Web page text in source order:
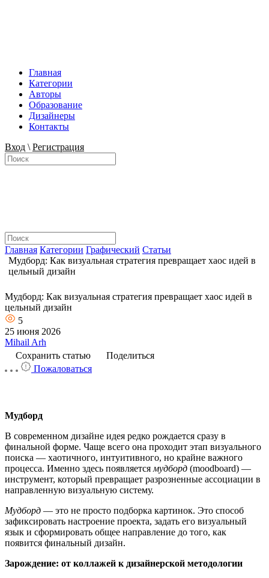
Главная
Категории
Авторы
Образование
Дизайнеры
Контакты
Вход \ Регистрация
Главная Категории Графический Статьи
Мудборд: Как визуальная стратегия превращает хаос идей в
цельный дизайн
Мудборд: Как визуальная стратегия превращает хаос идей в
цельный дизайн
5
25 июня 2026
Mihail Arh
Сохранить статью
Поделиться
Пожаловаться
Мудборд
В современном дизайне идея редко рождается сразу в
финальной форме. Чаще всего она проходит этап визуального
поиска — хаотичного, интуитивного, но крайне важного
процесса. Именно здесь появляется мудборд (moodboard) —
инструмент, который превращает разрозненные ассоциации в
направленную визуальную систему.
Мудборд — это не просто подборка картинок. Это способ
зафиксировать настроение проекта, задать его визуальный
язык и сформировать общее направление до того, как
появится финальный дизайн.
Зарождение: от коллажей к дизайнерской методологии